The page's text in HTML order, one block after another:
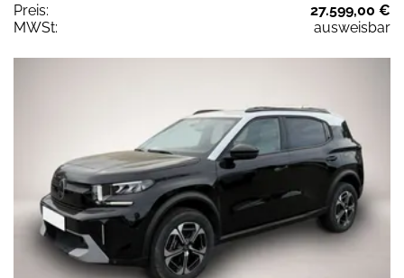
Preis:
27.599,00 €
MWSt:
ausweisbar